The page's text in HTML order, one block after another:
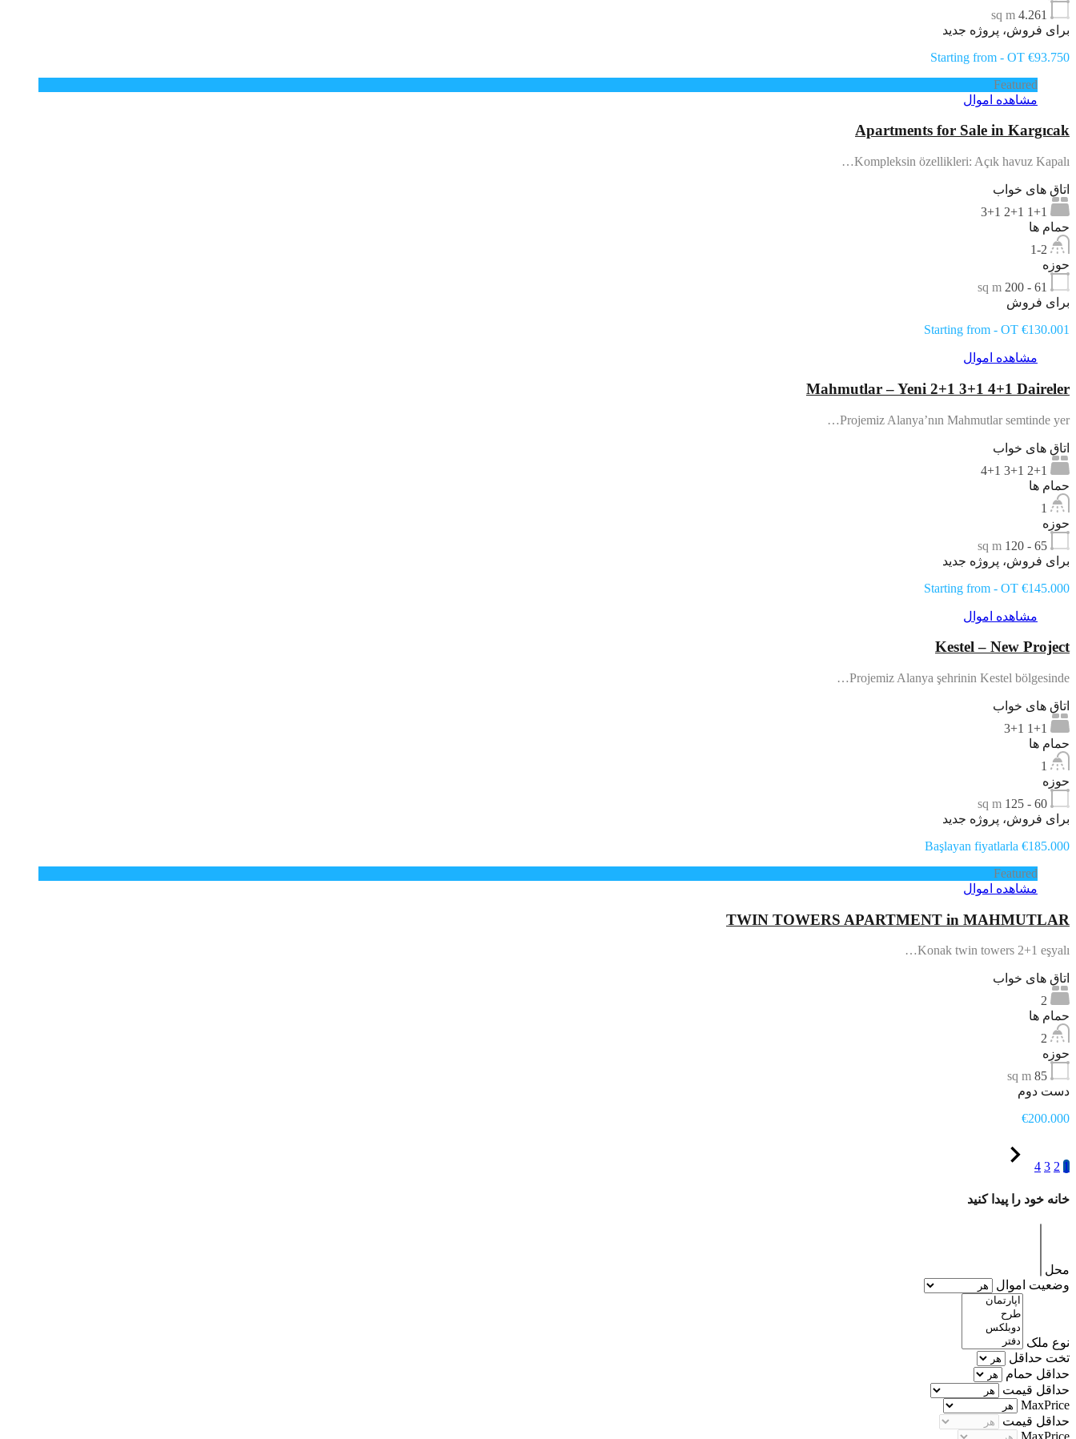
4.261
sq m
برای فروش، پروژه جدید
Starting from - OT €93.750
Featured
مشاهده اموال
Apartments for Sale in Kargıcak
Kompleksin özellikleri: Açık havuz Kapalı…
اتاق های خواب
1+1 2+1 3+1
حمام ها
1-2
حوزه
61 - 200
sq m
برای فروش
Starting from - OT €130.001
مشاهده اموال
Mahmutlar – Yeni 2+1 3+1 4+1 Daireler
Projemiz Alanya’nın Mahmutlar semtinde yer…
اتاق های خواب
2+1 3+1 4+1
حمام ها
1
حوزه
65 - 120
sq m
برای فروش، پروژه جدید
Starting from - OT €145.000
مشاهده اموال
Kestel – New Project
Projemiz Alanya şehrinin Kestel bölgesinde…
اتاق های خواب
1+1 3+1
حمام ها
1
حوزه
60 - 125
sq m
برای فروش، پروژه جدید
Başlayan fiyatlarla €185.000
Featured
مشاهده اموال
TWIN TOWERS APARTMENT in MAHMUTLAR
Konak twin towers 2+1 eşyalı…
اتاق های خواب
2
حمام ها
2
حوزه
85
sq m
دست دوم
€200.000
1
2
3
4
خانه خود را پیدا کنید
محل
وضعیت اموال
نوع ملک
تخت حداقل
حداقل حمام
حداقل قیمت
MaxPrice
حداقل قیمت
MaxPrice